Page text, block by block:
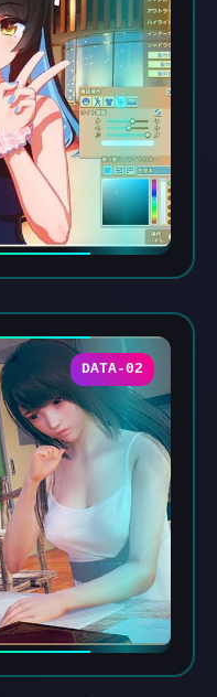
DATA-02